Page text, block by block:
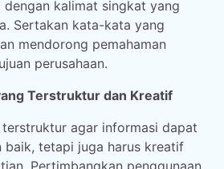
kalimat singkat yang
Sertakan kata-kata yang
mendorong pemahaman
perusahaan.
Terstruktur dan Kreatif
agar informasi dapat
baik, tetapi juga harus kreatif
Pertimbangkan penggunaan